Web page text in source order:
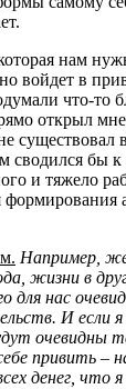
нам
войдет в
что-то
открыл
существовал
сводился бы к
и тяжело
Например,
жизни в
для нас
И если я
очевидны
привить –
денег, что